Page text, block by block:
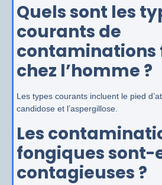
Quels sont les
courants de
contaminations
chez l’homme ?
Les types courants incluent le pied
candidose et l’aspergillose.
Les
fongiques sont-
contagieuses ?